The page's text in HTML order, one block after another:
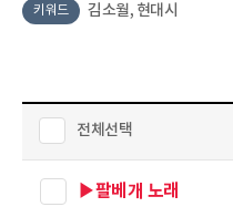
키워드 김소월, 현대시
전체선택
▶팔베개 노래